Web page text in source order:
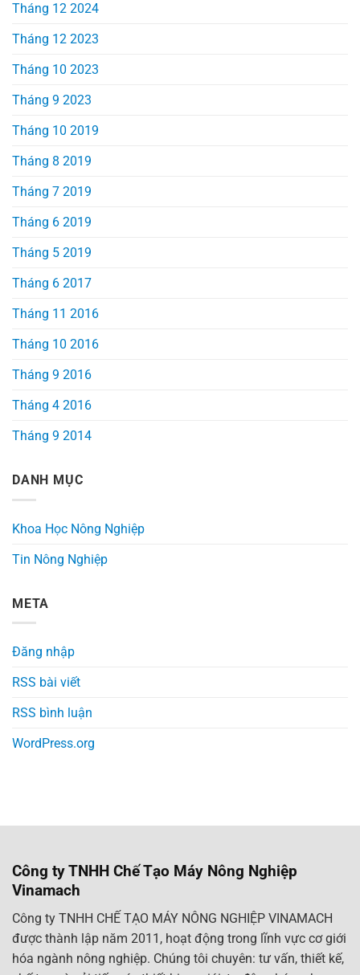
Tháng 12 2024
Tháng 12 2023
Tháng 10 2023
Tháng 9 2023
Tháng 10 2019
Tháng 8 2019
Tháng 7 2019
Tháng 6 2019
Tháng 5 2019
Tháng 6 2017
Tháng 11 2016
Tháng 10 2016
Tháng 9 2016
Tháng 4 2016
Tháng 9 2014
DANH MỤC
Khoa Học Nông Nghiệp
Tin Nông Nghiệp
META
Đăng nhập
RSS bài viết
RSS bình luận
WordPress.org
Công ty TNHH Chế Tạo Máy Nông Nghiệp
Vinamach
Công ty TNHH CHẾ TẠO MÁY NÔNG NGHIỆP VINAMACH
được thành lập năm 2011, hoạt động trong lĩnh vực cơ giới
hóa ngành nông nghiệp. Chúng tôi chuyên: tư vấn, thiết kế,